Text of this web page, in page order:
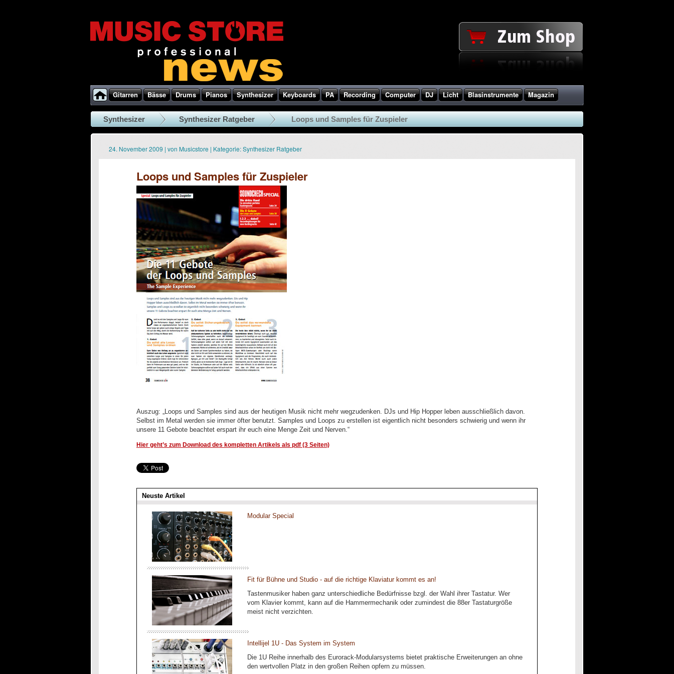
Gitarren Bässe Drums Pianos Synthesizer Keyboards PA Recording Computer DJ Licht Blasinstrumente Magazin
Synthesizer Synthesizer Ratgeber Loops und Samples für Zuspieler
24. November 2009 | von Musicstore | Kategorie:Synthesizer Ratgeber
Loops und Samples für Zuspieler
Auszug: „Loops und Samples sind aus der heutigen Musik nicht mehr wegzudenken. DJs und Hip Hopper leben ausschließlich davon.
Selbst im Metal werden sie immer öfter benutzt. Samples und Loops zu erstellen ist eigentlich nicht besonders schwierig und wenn ihr
unsere 11 Gebote beachtet erspart ihr euch eine Menge Zeit und Nerven.“
Hier geht’s zum Download des kompletten Artikels als pdf (3 Seiten)
Neuste Artikel
Modular Special
Fit für Bühne und Studio - auf die richtige Klaviatur kommt es an!
Tastenmusiker haben ganz unterschiedliche Bedürfnisse bzgl. der Wahl ihrer Tastatur. Wer
vom Klavier kommt, kann auf die Hammermechanik oder zumindest die 88er Tastaturgröße
meist nicht verzichten.
Intellijel 1U - Das System im System
Die 1U Reihe innerhalb des Eurorack-Modularsystems bietet praktische Erweiterungen an ohne
den wertvollen Platz in den großen Reihen opfern zu müssen.